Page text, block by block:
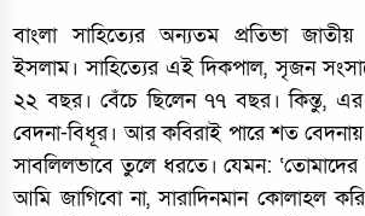
বাংলা সাহিত্যের অন্যতম প্রতিভা
ইসলাম। সাহিত্যের এই দিকপাল, সৃজন
২২ বছর। বেঁচে ছিলেন ৭৭ বছর। কিন্তু,
বেদনা-বিধূর। আর কবিরাই পারে শত
সাবলিলভাবে তুলে ধরতে। যেমন: ‘তোমাদের
আমি জাগিবো না, সারাদিনমান কোলাহল